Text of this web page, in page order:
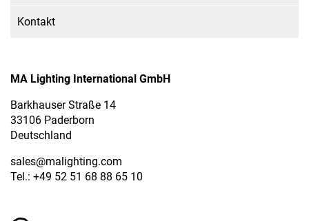
Kontakt
MA Lighting International GmbH
Barkhauser Straße 14
33106 Paderborn
Deutschland
sales@malighting.com
Tel.: +49 52 51 68 88 65 10